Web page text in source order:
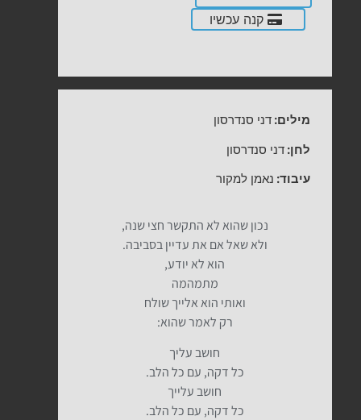
קנה עכשיו
מילים:דני סנדרסון
לחן:דני סנדרסון
עיבוד: נאמן למקור
נכון שהוא לא התקשר חצי שנה,
ולא שאל אם את עדיין בסביבה.
הוא לא יודע,
מתמהמה
ואותי הוא אלייך שולח
רק לאמר שהוא:
חושב עליך
כל דקה, עם כל הלב.
חושב עלייך
כל דקה, עם כל הלב.